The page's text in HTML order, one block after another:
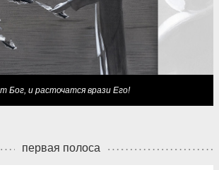
Бог, и расточатся врази Его!
первая полоса